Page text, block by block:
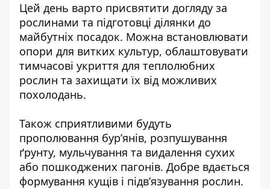
Цей день варто присвятити догляду за
рослинами та підготовці ділянки до
майбутніх посадок. Можна встановлювати
опори для витких культур, облаштовувати
тимчасові укриття для теплолюбних
рослин та захищати їх від можливих
похолодань.
Також сприятливими будуть
прополювання бур’янів, розпушування
ґрунту, мульчування та видалення сухих
або пошкоджених пагонів. Добре вдається
формування кущів і підв’язування рослин.